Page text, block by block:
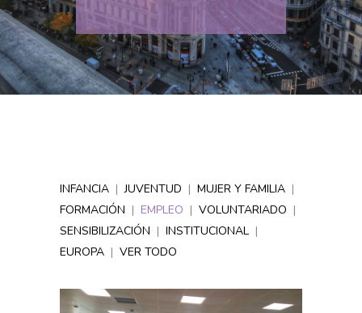
INFANCIA | JUVENTUD | MUJER Y FAMILIA |
FORMACIÓN | EMPLEO | VOLUNTARIADO |
SENSIBILIZACIÓN | INSTITUCIONAL |
EUROPA | VER TODO